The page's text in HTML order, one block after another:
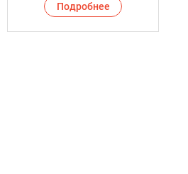
Подробнее